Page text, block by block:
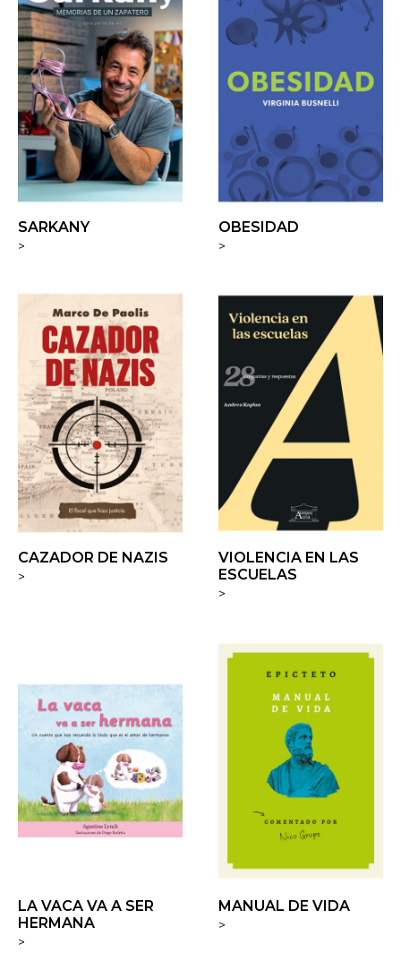
SARKANY
>
OBESIDAD
>
CAZADOR DE NAZIS
>
VIOLENCIA EN LAS
ESCUELAS
>
LA VACA VA A SER
HERMANA
>
MANUAL DE VIDA
>